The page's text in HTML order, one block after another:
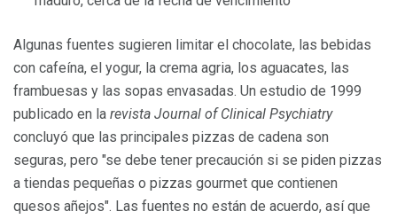
Algunas fuentes sugieren limitar el chocolate, las bebidas
con cafeína, el yogur, la crema agria, los aguacates, las
frambuesas y las sopas envasadas. Un estudio de 1999
publicado en la revista Journal of Clinical Psychiatry
concluyó que las principales pizzas de cadena son
seguras, pero "se debe tener precaución si se piden pizzas
a tiendas pequeñas o pizzas gourmet que contienen
quesos añejos". Las fuentes no están de acuerdo, así que